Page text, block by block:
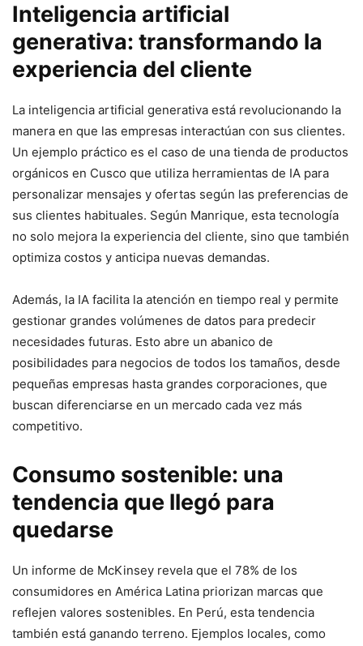
Inteligencia artificial
generativa: transformando la
experiencia del cliente
La inteligencia artificial generativa está revolucionando la
manera en que las empresas interactúan con sus clientes.
Un ejemplo práctico es el caso de una tienda de productos
orgánicos en Cusco que utiliza herramientas de IA para
personalizar mensajes y ofertas según las preferencias de
sus clientes habituales. Según Manrique, esta tecnología
no solo mejora la experiencia del cliente, sino que también
optimiza costos y anticipa nuevas demandas.
Además, la IA facilita la atención en tiempo real y permite
gestionar grandes volúmenes de datos para predecir
necesidades futuras. Esto abre un abanico de
posibilidades para negocios de todos los tamaños, desde
pequeñas empresas hasta grandes corporaciones, que
buscan diferenciarse en un mercado cada vez más
competitivo.
Consumo sostenible: una
tendencia que llegó para
quedarse
Un informe de McKinsey revela que el 78% de los
consumidores en América Latina priorizan marcas que
reflejen valores sostenibles. En Perú, esta tendencia
también está ganando terreno. Ejemplos locales, como